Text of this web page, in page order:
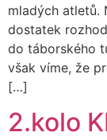
mladých atletů.
dostatek
do táborského
však víme, že
[…]
2.kolo